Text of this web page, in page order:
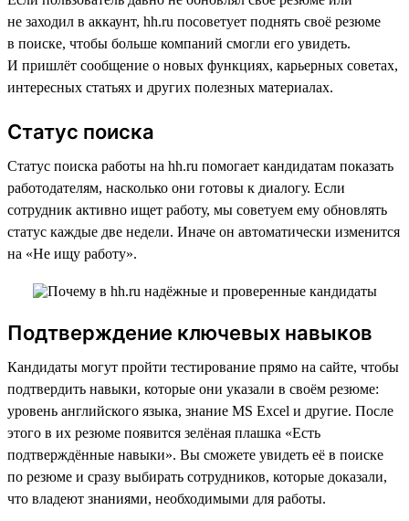
не заходил в аккаунт, hh.ru посоветует поднять своё резюме
в поиске, чтобы больше компаний смогли его увидеть.
И пришлёт сообщение о новых функциях, карьерных советах,
интересных статьях и других полезных материалах.
Статус поиска
Статус поиска работы на hh.ru помогает кандидатам показать
работодателям, насколько они готовы к диалогу. Если
сотрудник активно ищет работу, мы советуем ему обновлять
статус каждые две недели. Иначе он автоматически изменится
на «Не ищу работу».
Подтверждение ключевых навыков
Кандидаты могут пройти тестирование прямо на сайте, чтобы
подтвердить навыки, которые они указали в своём резюме:
уровень английского языка, знание MS Excel и другие. После
этого в их резюме появится зелёная плашка «Есть
подтверждённые навыки». Вы сможете увидеть её в поиске
по резюме и сразу выбирать сотрудников, которые доказали,
что владеют знаниями, необходимыми для работы.